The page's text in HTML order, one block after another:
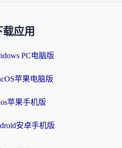
载应用
PC电脑版
苹果电脑版
苹果手机版
安卓手机版